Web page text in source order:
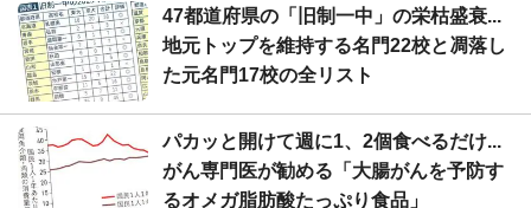
47都道府県の「旧制一中」の栄枯盛衰...
地元トップを維持する名門22校と凋落し
た元名門17校の全リスト
パカッと開けて週に1、2個食べるだけ...
がん専門医が勧める「大腸がんを予防す
るオメガ脂肪酸たっぷり食品」